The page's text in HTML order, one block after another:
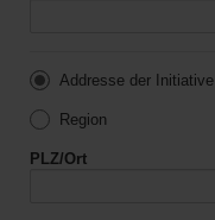
Addresse der Initiative
Region
PLZ/Ort